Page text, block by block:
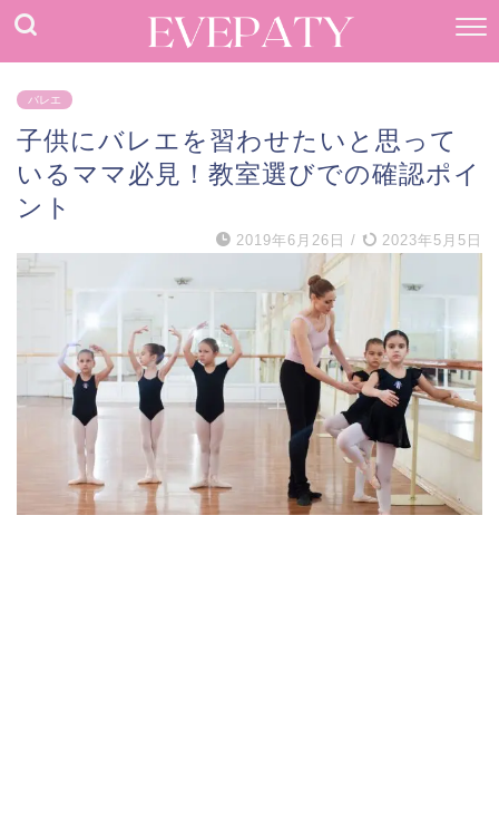
バレエ
子供にバレエを習わせたいと思って
いるママ必見！教室選びでの確認ポイ
ント
2019年6月26日 / 2023年5月5日